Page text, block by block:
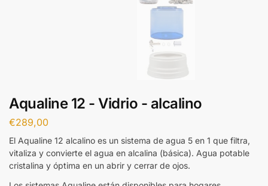
Aqualine 12 - Vidrio - alcalino
€289,00
El Aqualine 12 alcalino es un sistema de agua 5 en 1 que filtra,
vitaliza y convierte el agua en alcalina (básica). Agua potable
cristalina y óptima en un abrir y cerrar de ojos.